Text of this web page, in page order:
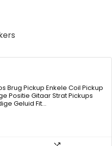
Brug Pickup Enkele Coil Pickup
Positie Gitaar Strat Pickups
Geluid Fit…